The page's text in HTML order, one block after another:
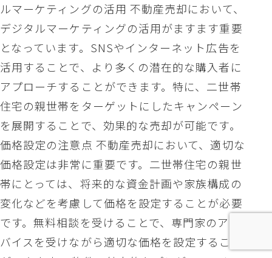
ルマーケティングの活用 不動産売却において、
デジタルマーケティングの活用がますます重要
となっています。SNSやインターネット広告を
活用することで、より多くの潜在的な購入者に
アプローチすることができます。特に、二世帯
住宅の親世帯をターゲットにしたキャンペーン
を展開することで、効果的な売却が可能です。
価格設定の注意点 不動産売却において、適切な
価格設定は非常に重要です。二世帯住宅の親世
帯にとっては、将来的な資金計画や家族構成の
変化などを考慮して価格を設定することが必要
です。無料相談を受けることで、専門家のアド
バイスを受けながら適切な価格を設定すること